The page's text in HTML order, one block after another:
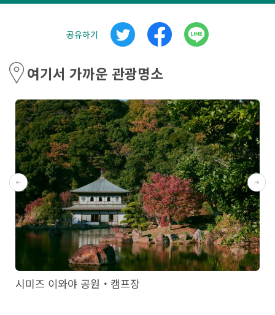
공유하기
여기서 가까운 관광명소
시미즈 이와야 공원・캠프장